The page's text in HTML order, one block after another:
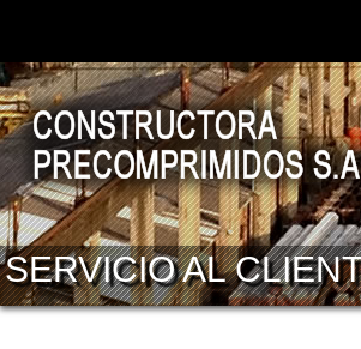
SERVICIO AL